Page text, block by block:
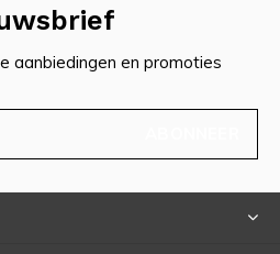
aanbiedingen en promoties